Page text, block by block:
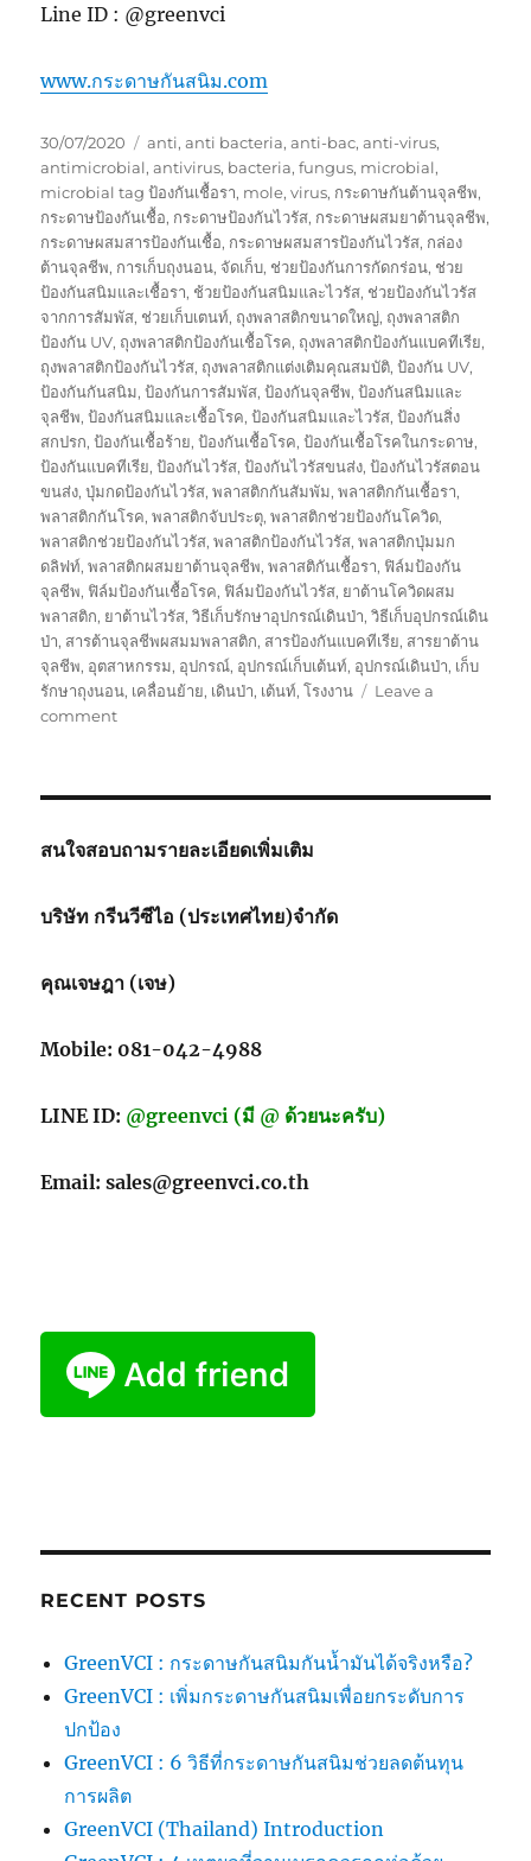
Line ID : @greenvci
www.กระดาษกันสนิม.com
Posted
on
30/07/2020 Tags
anti,anti bacteria,anti-bac,anti-virus,
antimicrobial,antivirus, bacteria,fungus, microbial,
microbial tag ป้องกันเชื้อรา, mole,virus, กระดาษกันต้านจุลชีพ,
กระดาษป้องกันเชื้อ, กระดาษป้องกันไวรัส, กระดาษผสมยาต้านจุลชีพ,
กระดาษผสมสารป้องกันเชื้อ, กระดาษผสมสารป้องกันไวรัส, กล่อง
ต้านจุลชีพ, การเก็บถุงนอน, จัดเก็บ, ช่วยป้องกันการกัดกร่อน, ช่วย
ป้องกันสนิมและเชื้อรา, ช้วยป้องกันสนิมและไวรัส, ช่วยป้องกันไวรัส
จากการสัมพัส, ช่วยเก็บเตนท์, ถุงพลาสติกขนาดใหญ่, ถุงพลาสติก
ป้องกัน UV, ถุงพลาสติกป้องกันเชื้อโรค, ถุงพลาสติกป้องกันแบคทีเรีย,
ถุงพลาสติกป้องกันไวรัส, ถุงพลาสติกแต่งเติมคุณสมบัติ,ป้องกัน UV,
ป้องกันกันสนิม,ป้องกันการสัมพัส,ป้องกันจุลชีพ,ป้องกันสนิมและ
จุลชีพ,ป้องกันสนิมและเชื้อโรค,ป้องกันสนิมและไวรัส,ป้องกันสิ่ง
สกปรก,ป้องกันเชื้อร้าย,ป้องกันเชื้อโรค,ป้องกันเชื้อโรคในกระดาษ,
ป้องกันแบคทีเรีย,ป้องกันไวรัส,ป้องกันไวรัสขนส่ง,ป้องกันไวรัสตอน
ขนส่ง,ปุ่มกดป้องกันไวรัส,พลาสติกกันสัมพัม,พลาสติกกันเชื้อรา,
พลาสติกกันโรค,พลาสติกจับประตุ,พลาสติกช่วยป้องกันโควิด,
พลาสติกช่วยป้องกันไวรัส,พลาสติกป้องกันไวรัส,พลาสติกปุ่มมก
ดลิฟท์,พลาสติกผสมยาต้านจุลชีพ,พลาสติกันเชื้อรา, ฟิล์มป้องกัน
จุลชีพ, ฟิล์มป้องกันเชื้อโรค, ฟิล์มป้องกันไวรัส, ยาต้านโควิดผสม
พลาสติก, ยาต้านไวรัส,วิธีเก็บรักษาอุปกรณ์เดินป่า,วิธีเก็บอุปกรณ์เดิน
ป่า, สารต้านจุลชีพผสมมพลาสติก, สารป้องกันแบคทีเรีย, สารยาต้าน
จุลชีพ, อุตสาหกรรม, อุปกรณ์, อุปกรณ์เก็บเต้นท์, อุปกรณ์เดินป่า, เก็บ
รักษาถุงนอน, เคลื่อนย้าย, เดินป่า, เต้นท์,โรงงาน
Leave a
commenton
แบบ
ซ้ำ
เก็บ
ขนส่ง
สนใจสอบถามรายละเอียดเพิ่มเติม
บริษัท กรีนวีซีไอ (ประเทศไทย)จำกัด
คุณเจษฎา (เจษ)
Mobile: 081-042-4988
LINE ID: @greenvci (มี @ ด้วยนะครับ)
Email: sales@greenvci.co.th
RECENT POSTS
GreenVCI : กระดาษกันสนิมกันน้ำมันได้จริงหรือ?
GreenVCI : เพิ่มกระดาษกันสนิมเพื่อยกระดับการ
ปกป้อง
GreenVCI : 6 วิธีที่กระดาษกันสนิมช่วยลดต้นทุน
การผลิต
GreenVCI (Thailand) Introduction